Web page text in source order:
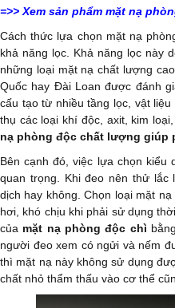
=>>Xem sản phẩm mặt nạ
Cách thức lựa chọn mặt nạ
khả năng lọc. Khả năng lọc này
những loại mặt nạ chất lượng
Quốc hay Đài Loan được đánh
cấu tạo từ nhiều tầng lọc, vật
thụ các loại khí độc, axit, kim
nạ phòng độc chất lượng giúp
Bên cạnh đó, việc lựa chọn
quan trọng. Khi đeo nên thử
dịch hay không. Chọn loại mặt
hơi, khó chịu khi phải sử dụng
của mặt nạ phòng độc chì
người đeo xem có ngửi và nếm
thì mặt nạ này không sử dụng
chất nhỏ thẩm thấu vào cơ thể